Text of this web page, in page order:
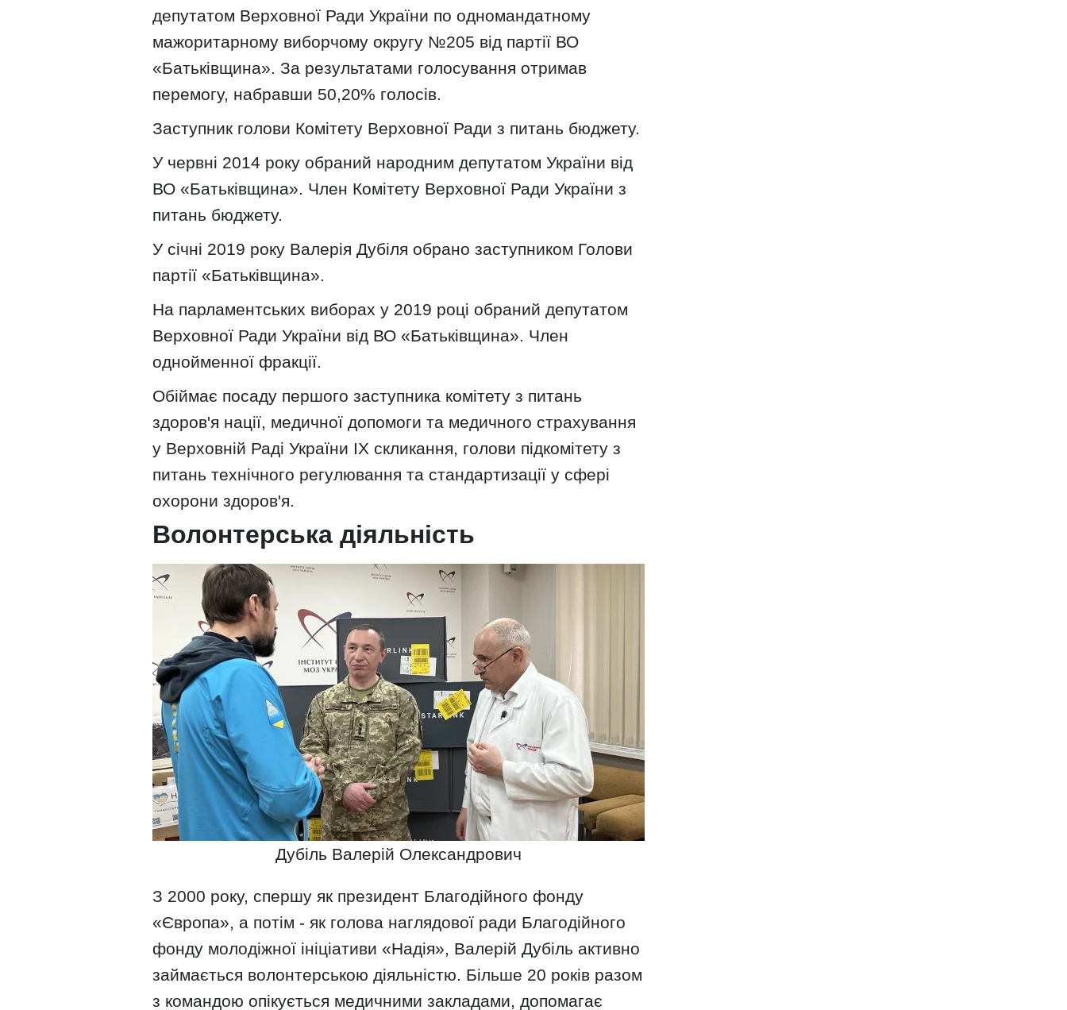
депутатом Верховної Ради України по одномандатному
мажоритарному виборчому округу №205 від партії ВО
«Батьківщина». За результатами голосування отримав
перемогу, набравши 50,20% голосів.
Заступник голови Комітету Верховної Ради з питань бюджету.
У червні 2014 року обраний народним депутатом України від
ВО «Батьківщина». Член Комітету Верховної Ради України з
питань бюджету.
У січні 2019 року Валерія Дубіля обрано заступником Голови
партії «Батьківщина».
На парламентських виборах у 2019 році обраний депутатом
Верховної Ради України від ВО «Батьківщина». Член
однойменної фракції.
Обіймає посаду першого заступника комітету з питань
здоров'я нації, медичної допомоги та медичного страхування
у Верховній Раді України IX скликання, голови підкомітету з
питань технічного регулювання та стандартизації у сфері
охорони здоров'я.
Волонтерська діяльність
Дубіль Валерій Олександрович
З 2000 року, спершу як президент Благодійного фонду
«Європа», а потім - як голова наглядової ради Благодійного
фонду молодіжної ініціативи «Надія», Валерій Дубіль активно
займається волонтерською діяльністю. Більше 20 років разом
з командою опікується медичними закладами, допомагає